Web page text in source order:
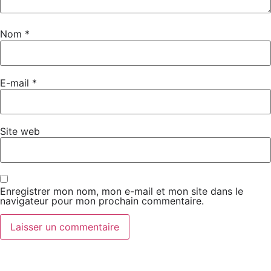
Manu Lanvin, c’est l’énergie brute, le groove, la sincérité.
le temps d’une soirée.
Ce genre de moment ne se vit pas dans les grandes salles
anonymes.
Il se vit au plus près. Là où ça transpire. Là où ça résonne.
Et ça, pour nous, c’est exceptionnel.
Ne manquez pas ce rendez-vous rare.
Nom *
E-mail *
Site web
Enregistrer mon nom, mon e-mail et mon site dans le
navigateur pour mon prochain commentaire.